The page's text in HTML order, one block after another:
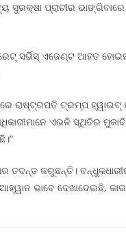
ପ୍ରାଚୀର
ଏଜେଣ୍ଟ ଆହତ
ରାଷ୍ଟ୍ରପତି ଟ୍ରମ୍ପ
ଏଭଳି ସ୍ଥିତିର
ତଦନ୍ତ କରୁଛନ୍ତି।
ଆହ୍ୱାନ ଭାବେ